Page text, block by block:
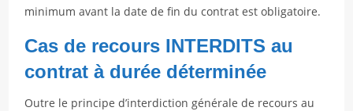
minimum avant la date de fin du contrat est obligatoire.
Cas de recours INTERDITS au
contrat à durée déterminée
Outre le principe d’interdiction générale de recours au